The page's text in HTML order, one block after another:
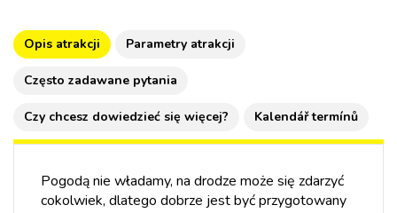
Opis atrakcji Parametry atrakcji
Często zadawane pytania
Czy chcesz dowiedzieć się więcej? Kalendář termínů
Pogodą nie władamy, na drodze może się zdarzyć
cokolwiek, dlatego dobrze jest być przygotowany